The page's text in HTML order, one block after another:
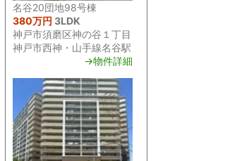
名谷20団地98号棟
380万円 3LDK
神戸市須磨区神の谷１丁目
神戸市西神・山手線名谷駅
→物件詳細